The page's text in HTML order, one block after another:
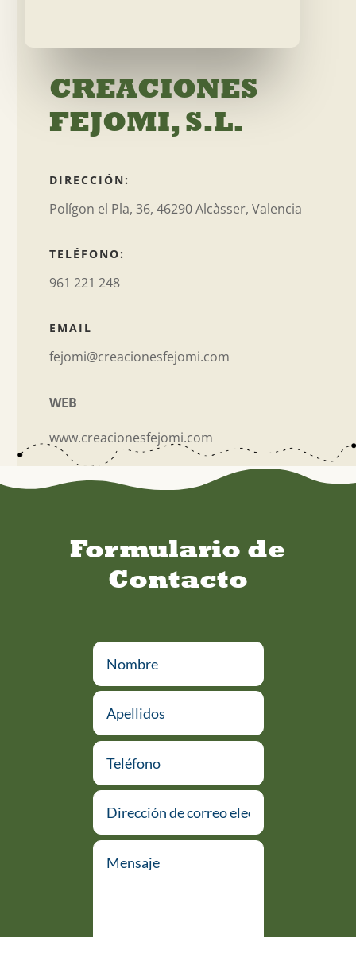
CREACIONES
FEJOMI, S.L.
DIRECCIÓN:
Polígon el Pla, 36, 46290 Alcàsser, Valencia
TELÉFONO:
961 221 248
EMAIL
fejomi@creacionesfejomi.com
WEB
www.creacionesfejomi.com
Formulario de
Contacto